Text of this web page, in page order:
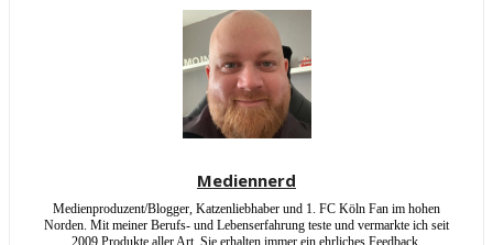
Mediennerd
Medienproduzent/Blogger, Katzenliebhaber und 1. FC Köln Fan im hohen
Norden. Mit meiner Berufs- und Lebenserfahrung teste und vermarkte ich seit
2009 Produkte aller Art. Sie erhalten immer ein ehrliches Feedback.